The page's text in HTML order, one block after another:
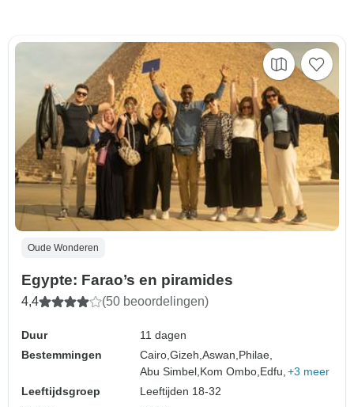
Oude Wonderen
Egypte: Farao’s en piramides
4,4 (50 beoordelingen)
Duur
11 dagen
Bestemmingen
Cairo,Gizeh,Aswan, Philae,
Abu Simbel, Kom Ombo, Edfu, +3 meer
Leeftijdsgroep
Leeftijden 18-32